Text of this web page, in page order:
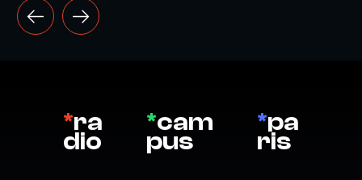
*ra
dio
*cam
pus
*pa
ris